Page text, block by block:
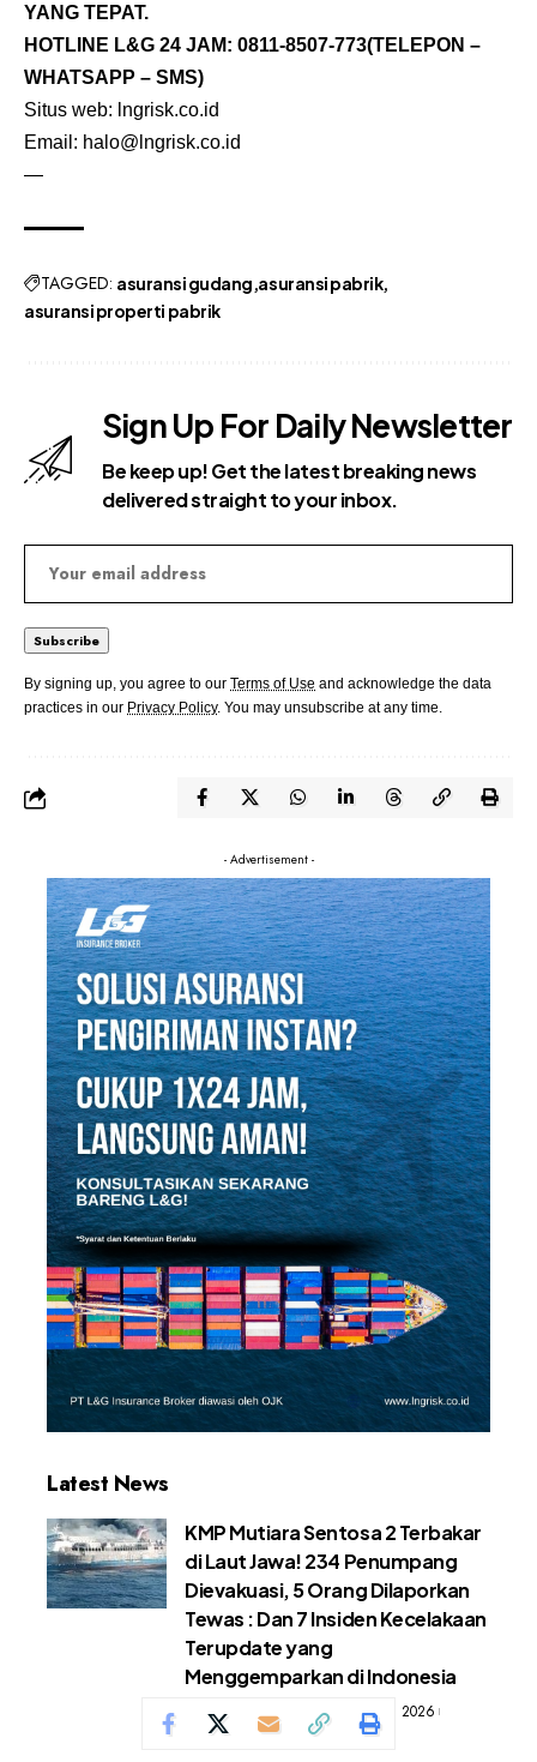
YANG TEPAT.
HOTLINE L&G 24 JAM: 0811-8507-773(TELEPON –
WHATSAPP – SMS)
Situs web: lngrisk.co.id
Email: halo@lngrisk.co.id
—
TAGGED: asuransi gudang asuransi pabrik
asuransi properti pabrik
Sign Up For Daily Newsletter
Be keep up! Get the latest breaking news
delivered straight to your inbox.
By signing up, you agree to our Terms of Use and acknowledge the data
practices in our Privacy Policy. You may unsubscribe at any time.
- Advertisement -
Latest News
KMP Mutiara Sentosa 2 Terbakar
di Laut Jawa! 234 Penumpang
Dievakuasi, 5 Orang Dilaporkan
Tewas : Dan 7 Insiden Kecelakaan
Terupdate yang
Menggemparkan di Indonesia
Berita Kecelakaan Agustus 7, 2026
33 Views